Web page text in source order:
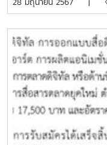
Production Manager
TadeeBoom
KittipanStills
Watcharayut
Directorเดชา น้อยมะ
หงษ์ชูเวช : Chayanon
ไชยวรรณ : Chaweng
Directorเชวง ไชยวร
สร้าง : Producerกริ่ง